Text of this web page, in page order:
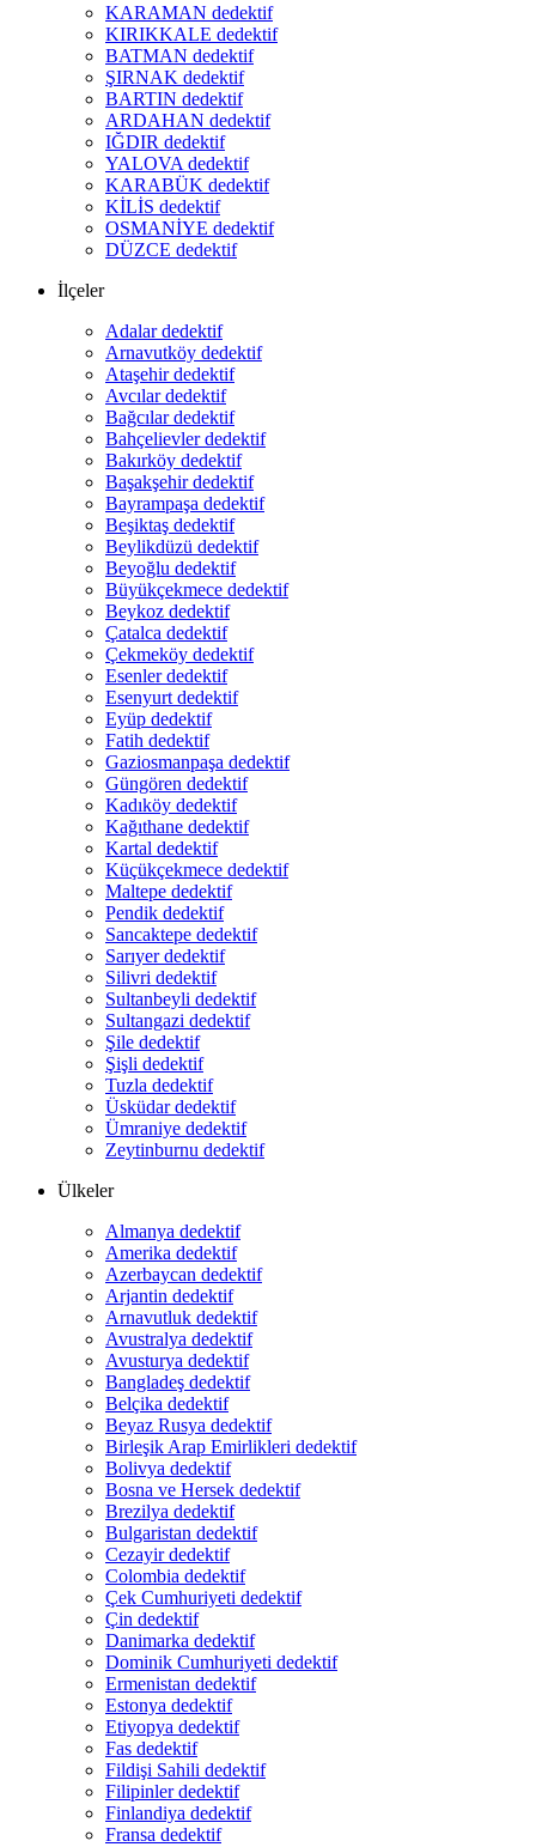
KARAMAN dedektif
KIRIKKALE dedektif
BATMAN dedektif
ŞIRNAK dedektif
BARTIN dedektif
ARDAHAN dedektif
IĞDIR dedektif
YALOVA dedektif
KARABÜK dedektif
KİLİS dedektif
OSMANİYE dedektif
DÜZCE dedektif
İlçeler
Adalar dedektif
Arnavutköy dedektif
Ataşehir dedektif
Avcılar dedektif
Bağcılar dedektif
Bahçelievler dedektif
Bakırköy dedektif
Başakşehir dedektif
Bayrampaşa dedektif
Beşiktaş dedektif
Beylikdüzü dedektif
Beyoğlu dedektif
Büyükçekmece dedektif
Beykoz dedektif
Çatalca dedektif
Çekmeköy dedektif
Esenler dedektif
Esenyurt dedektif
Eyüp dedektif
Fatih dedektif
Gaziosmanpaşa dedektif
Güngören dedektif
Kadıköy dedektif
Kağıthane dedektif
Kartal dedektif
Küçükçekmece dedektif
Maltepe dedektif
Pendik dedektif
Sancaktepe dedektif
Sarıyer dedektif
Silivri dedektif
Sultanbeyli dedektif
Sultangazi dedektif
Şile dedektif
Şişli dedektif
Tuzla dedektif
Üsküdar dedektif
Ümraniye dedektif
Zeytinburnu dedektif
Ülkeler
Almanya dedektif
Amerika dedektif
Azerbaycan dedektif
Arjantin dedektif
Arnavutluk dedektif
Avustralya dedektif
Avusturya dedektif
Bangladeş dedektif
Belçika dedektif
Beyaz Rusya dedektif
Birleşik Arap Emirlikleri dedektif
Bolivya dedektif
Bosna ve Hersek dedektif
Brezilya dedektif
Bulgaristan dedektif
Cezayir dedektif
Colombia dedektif
Çek Cumhuriyeti dedektif
Çin dedektif
Danimarka dedektif
Dominik Cumhuriyeti dedektif
Ermenistan dedektif
Estonya dedektif
Etiyopya dedektif
Fas dedektif
Fildişi Sahili dedektif
Filipinler dedektif
Finlandiya dedektif
Fransa dedektif